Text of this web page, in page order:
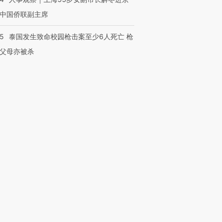
国侨联副主席
泰国发生致命校园枪击案至少6人死亡 枪
母亦被杀